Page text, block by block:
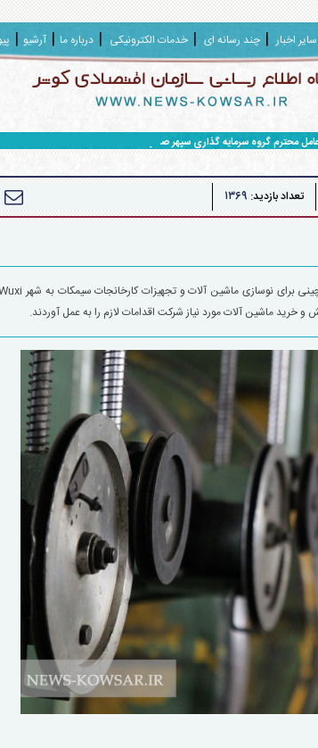
سایر اخبار چند رسانه ای خدمات الکترونیکی درباره ما آرشیو
محترم گروه سرمایه گذاری سپهر صادرات
تعداد بازدید: ۱۳۶۹